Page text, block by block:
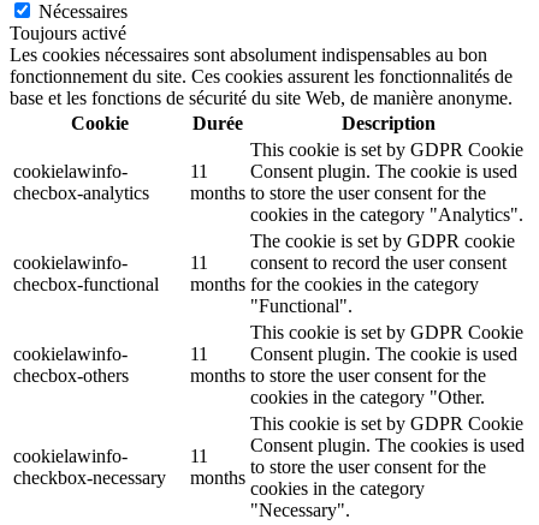
Nécessaires
Toujours activé
Les cookies nécessaires sont absolument indispensables au bon
fonctionnement du site. Ces cookies assurent les fonctionnalités de
base et les fonctions de sécurité du site Web, de manière anonyme.
Cookie
Durée Description
cookielawinfo-
checbox-analytics
11
months
This cookie is set by GDPR Cookie
Consent plugin. The cookie is used
to store the user consent for the
cookies in the category "Analytics".
cookielawinfo-
checbox-functional
11
months
The cookie is set by GDPR cookie
consent to record the user consent
for the cookies in the category
"Functional".
cookielawinfo-
checbox-others
11
months
This cookie is set by GDPR Cookie
Consent plugin. The cookie is used
to store the user consent for the
cookies in the category "Other.
cookielawinfo-
checkbox-necessary
11
months
This cookie is set by GDPR Cookie
Consent plugin. The cookies is used
to store the user consent for the
cookies in the category
"Necessary".